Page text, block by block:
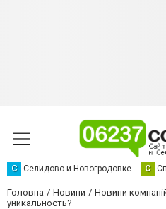
С Селидово и Новогродовке С
Головна Новини Новини
уникальность?